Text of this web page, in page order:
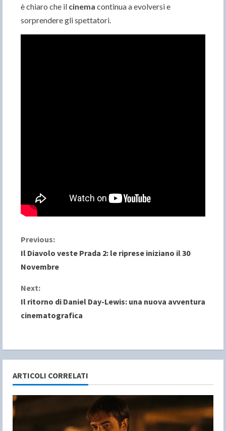
è chiaro che il cinema continua a evolversi e
sorprendere gli spettatori.
C
o
n
t
n
u
e
Previous:
Il Diavolo veste Prada 2: le riprese iniziano il 30
Novembre
Next:
Il ritorno di Daniel Day-Lewis: una nuova avventura
cinematografica
ARTICOLI CORRELATI